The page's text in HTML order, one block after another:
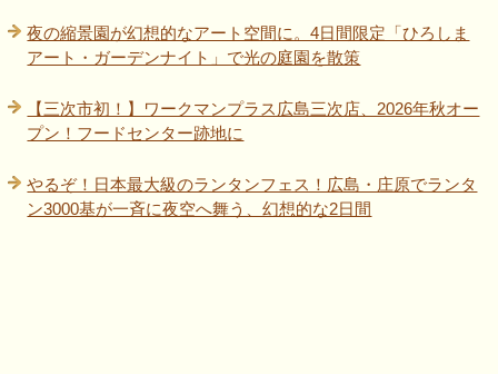
夜の縮景園が幻想的なアート空間に。4日間限定「ひろしま
アート・ガーデンナイト」で光の庭園を散策
【三次市初！】ワークマンプラス広島三次店、2026年秋オー
プン！フードセンター跡地に
やるぞ！日本最大級のランタンフェス！広島・庄原でランタ
ン3000基が一斉に夜空へ舞う、幻想的な2日間